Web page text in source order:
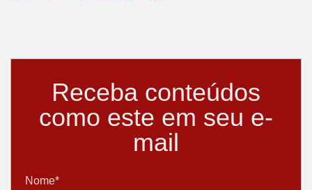
Receba conteúdos
como este em seu e-
mail
Nome*